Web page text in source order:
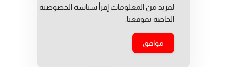
جميع حقوق النشر محفوظة © 2026
لمزيد من المعلومات إقرأ سياسة الخصوصية
الخاصة بموقعنا.
موافق